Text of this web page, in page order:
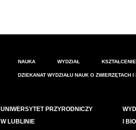
NAUKA WYDZIAŁ KSZTAŁCENIE
DZIEKANAT WYDZIAŁU NAUK O ZWIERZĘTACH
UNIWERSYTET PRZYRODNICZY
W LUBLINIE
I